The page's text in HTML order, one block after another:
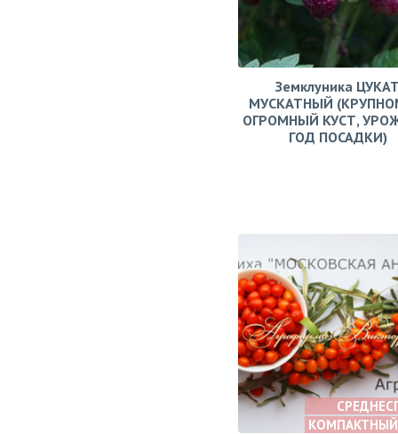
Земклуника
МУСКАТНЫЙ
ОГРОМНЫЙ КУСТ,
ГОД ПОСАДКИ)